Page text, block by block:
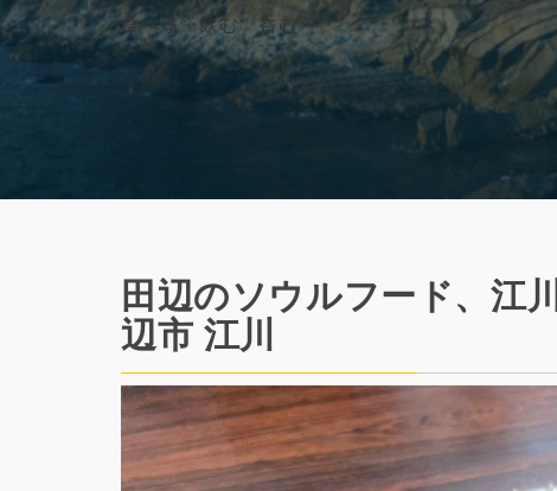
食べる 飲む 呑む
田辺のソウルフード、江
辺市 江川